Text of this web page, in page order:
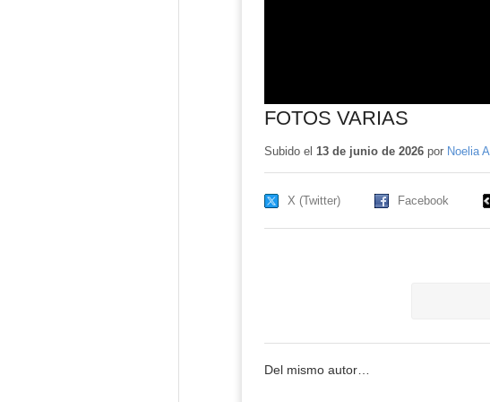
FOTOS VARIAS
Subido el 13 de junio de 2026por Noelia A.
X (Twitter) Facebook
Del mismo autor…